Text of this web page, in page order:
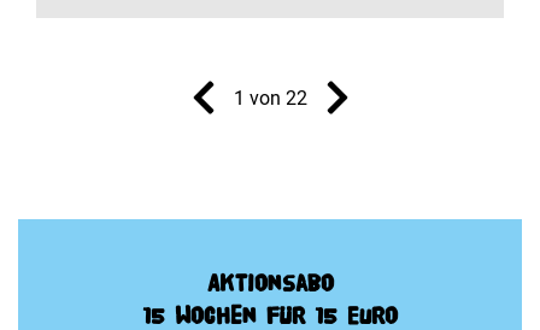
1 von 22
Aktionsabo
15 Wochen für 15 Euro